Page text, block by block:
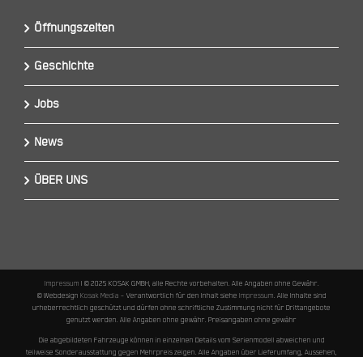
Öffnungszeiten
Geschichte
Jobs
News
ÜBER UNS
Impressum I © 2025 KOSAK GMBH, alle Rechte vorbehalten. Alle Angaben ohne Gewähr.
© Webdesign Kosak Media – Verantwortlich für den Inhalt siehe Impressum. Alle Inhalte sind
urheberrechtlich geschützt und dürfen ohne schriftliche Zustimmung nicht für Drittangebote
genutzt werden. Alle Angaben ohne gewähr. Preisangaben ohne gewähr
Die abgebildeten Fahrzeuge können in einzelnen Details vom Serienmodell abweichen und
teilweise Sonderausstattung gegen Mehrpreis zeigen. Alle Angaben über Lieferumfang, Aussehen,